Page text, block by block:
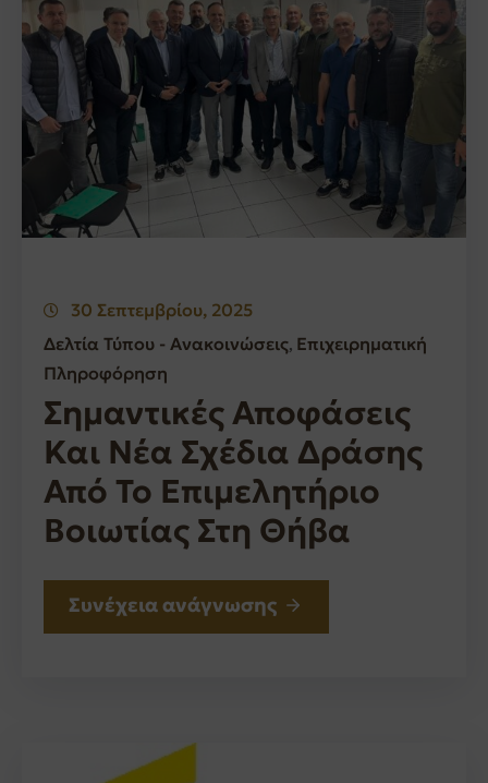
30 Σεπτεμβρίου, 2025
Δελτία Τύπου - Ανακοινώσεις‚ Επιχειρηματική
Πληροφόρηση
Σημαντικές Αποφάσεις
Και Νέα Σχέδια Δράσης
Από Το Επιμελητήριο
Βοιωτίας Στη Θήβα
Συνέχεια ανάγνωσης